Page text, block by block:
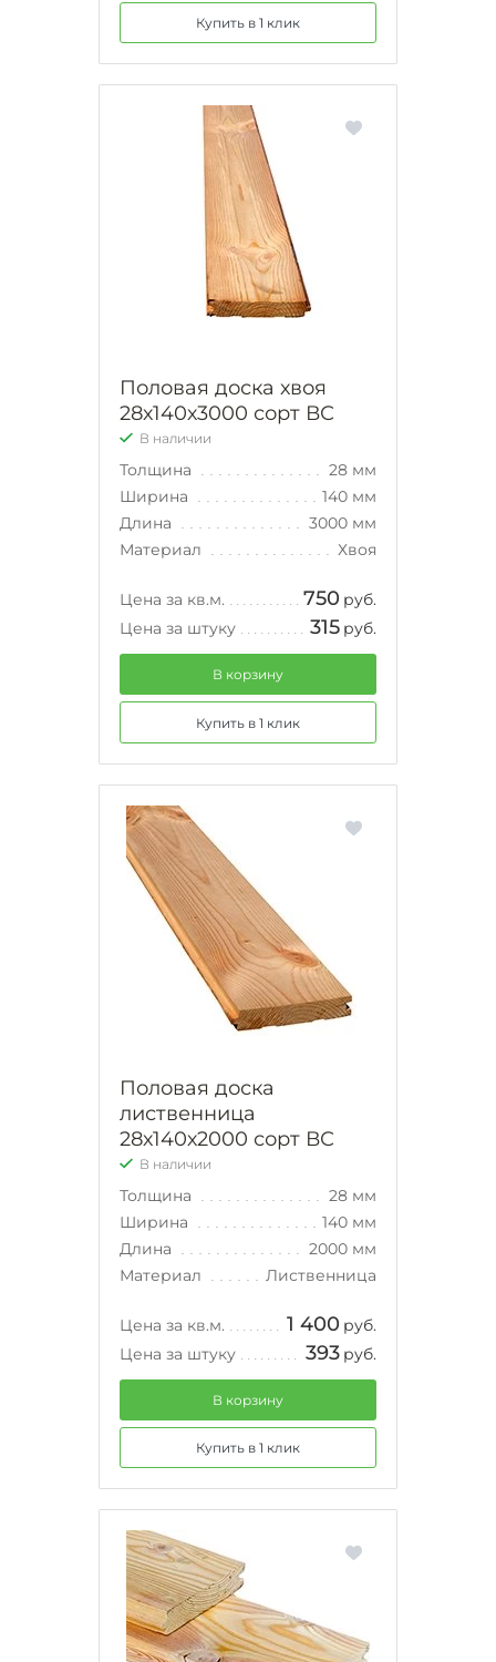
Купить в 1 клик
Половая доска хвоя
28х140х3000 сорт ВС
В наличии
Толщина
28 мм
Ширина
140 мм
Длина
3000 мм
Материал
Хвоя
Цена за кв.м. 750 руб.
Цена за штуку
315 руб.
В корзину
Купить в 1 клик
Половая доска
лиственница
28х140х2000 сорт ВС
В наличии
Толщина
28 мм
Ширина
140 мм
Длина
2000 мм
Материал
Лиственница
Цена за кв.м. 1 400 руб.
Цена за штуку
393 руб.
В корзину
Купить в 1 клик